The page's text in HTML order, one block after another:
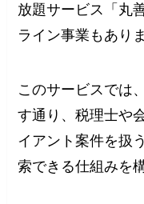
放題サービス「丸
ライン事業もあり
このサービスでは
す通り、税理士や
イアント案件を扱
索できる仕組みを